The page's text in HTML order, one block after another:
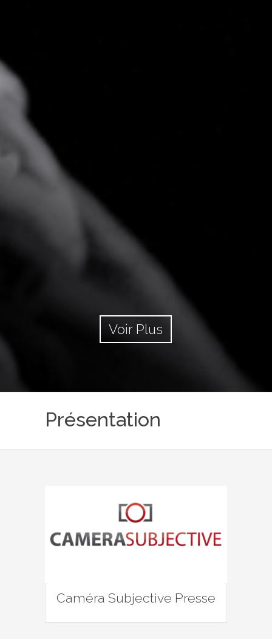
Voir Plus
Présentation
Caméra Subjective Presse